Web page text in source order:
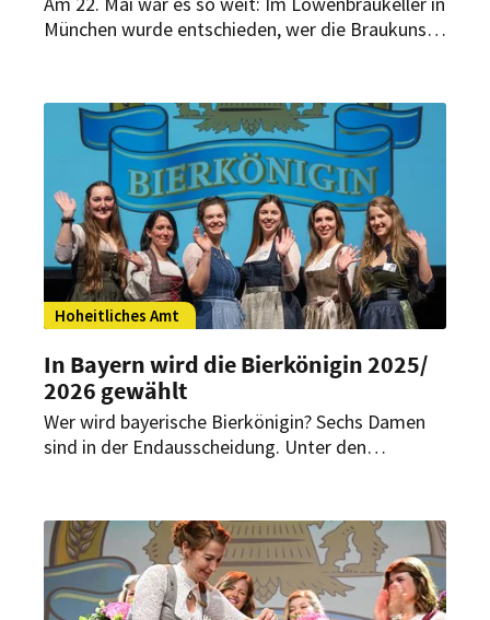
München wurde entschieden, wer die Braukunst
Kandidatinnen standen zur Wahl. Wer ist die neue
bayerische Bierkönigin?
Hoheitliches Amt
In Bayern wird die Bierkönigin 2025/
2026 gewählt
Wer wird bayerische Bierkönigin? Sechs Damen
sind in der Endausscheidung. Unter den